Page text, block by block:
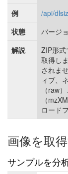
例
/api/
状態
バージ
解説
ZIP形
取得し
されま
ィブ、
（raw
（
ロード
画像を取
サンプルを分